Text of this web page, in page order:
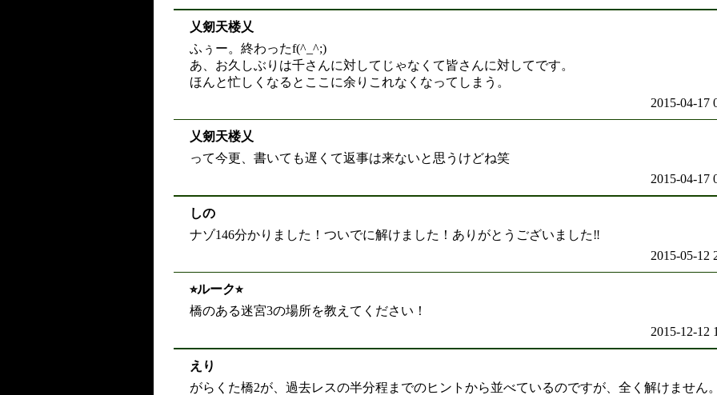
乂剱天楼乂
ふぅー。終わったf(^_^;)
あ、お久しぶりは千さんに対してじゃなくて皆さんに対してです。
ほんと忙しくなるとここに余りこれなくなってしまう。
2015-04-17
乂剱天楼乂
って今更、書いても遅くて返事は来ないと思うけどね笑
2015-04-17
しの
ナゾ146分かりました！ついでに解けました！ありがとうございました‼
2015-05-12
⭐︎ルーク⭐︎
橋のある迷宮3の場所を教えてください！
2015-12-12
えり
がらくた橋2が、過去レスの半分程までのヒントから並べているのですが、全く解けません